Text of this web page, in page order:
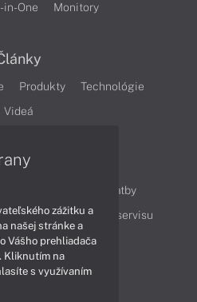
in-One
Monitory
Produkty
Technológie
Videá
Možnosti doručenia a platby
služby Cenník servisu
zážitku a
našej stránke a
Vášho prehliadača
Kliknutím na
s využívaním